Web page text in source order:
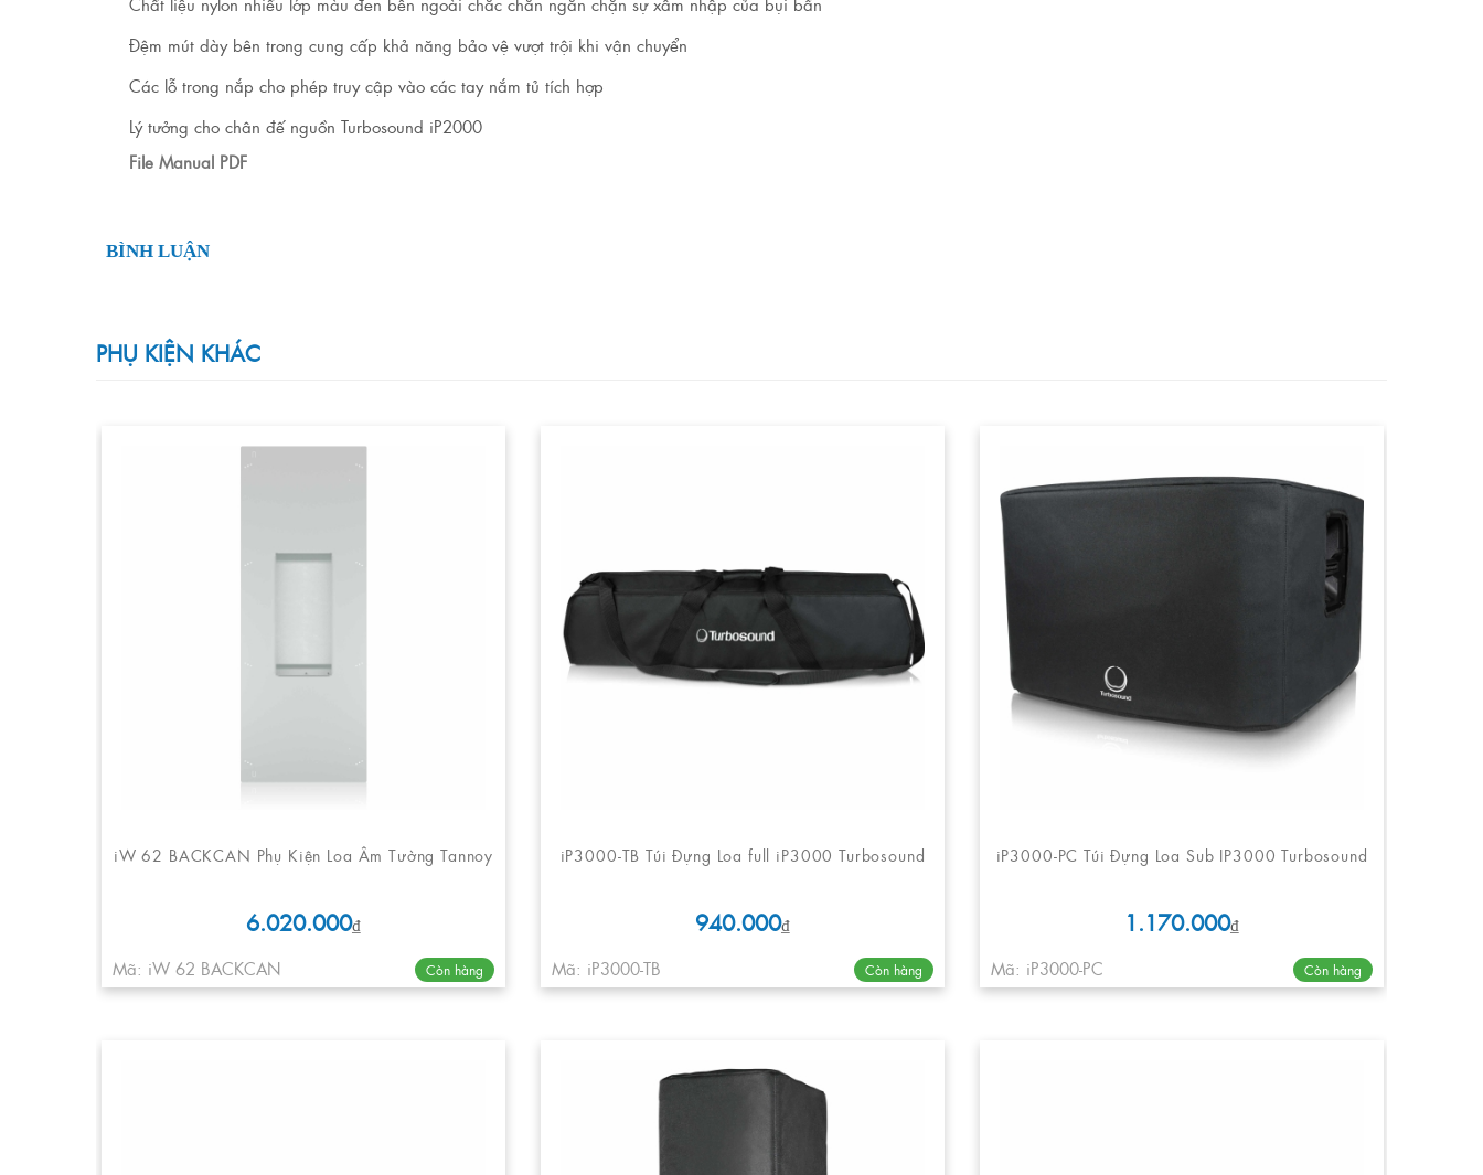
Đệm mút dày bên trong cung cấp khả năng bảo vệ vượt trội khi vận chuyển
Các lỗ trong nắp cho phép truy cập vào các tay nắm tủ tích hợp
Lý tưởng cho chân đế nguồn Turbosound iP2000
File Manual PDF
BÌNH LUẬN
PHỤ KIỆN KHÁC
iW 62 BACKCAN Phụ Kiện Loa Âm Tường Tannoy
6.020.000₫
Mã: iW 62 BACKCAN
Còn hàng
iP3000-TB Túi Đựng Loa full iP3000 Turbosound
940.000₫
Mã: iP3000-TB
Còn hàng
iP3000-PC Túi Đựng Loa Sub IP3000 Turbosound
1.170.000₫
Mã: iP3000-PC
Còn hàng